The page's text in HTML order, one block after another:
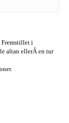
Fremstillet i
altan ellerÂ en tur